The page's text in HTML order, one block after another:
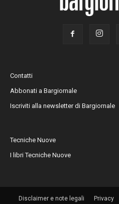
Contatti
Abbonati a Bargiornale
Iscriviti alla newsletter di Bargiornale
Tecniche Nuove
I libri Tecniche Nuove
Disclaimer e note legali Privacy